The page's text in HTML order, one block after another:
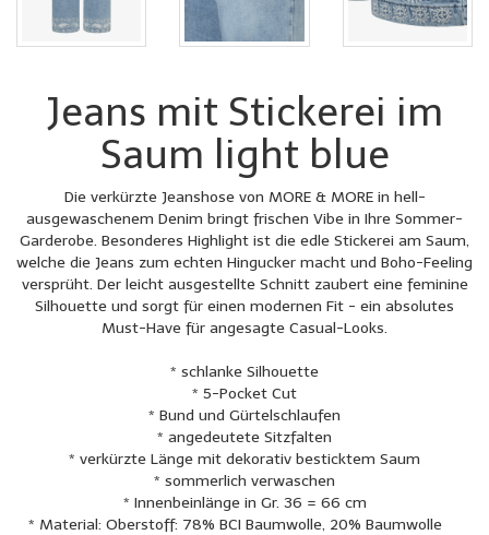
Jeans mit Stickerei im
Saum light blue
Die verkürzte Jeanshose von MORE & MORE in hell-
ausgewaschenem Denim bringt frischen Vibe in Ihre Sommer-
Garderobe. Besonderes Highlight ist die edle Stickerei am Saum,
welche die Jeans zum echten Hingucker macht und Boho-Feeling
versprüht. Der leicht ausgestellte Schnitt zaubert eine feminine
Silhouette und sorgt für einen modernen Fit - ein absolutes
Must-Have für angesagte Casual-Looks.
* schlanke Silhouette
* 5-Pocket Cut
* Bund und Gürtelschlaufen
* angedeutete Sitzfalten
* verkürzte Länge mit dekorativ besticktem Saum
* sommerlich verwaschen
* Innenbeinlänge in Gr. 36 = 66 cm
* Material: Oberstoff: 78% BCI Baumwolle, 20% Baumwolle